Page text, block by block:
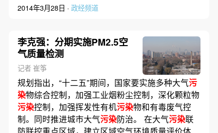
2014年3月28日 · 政经频道
李克强：分期实施PM2.5空
气质量检测
记者 崔筝
规划指出，“十二五”期间，国家要实施多种大气污
染物综合控制，加强工业烟粉尘控制，深化颗粒物
污染控制，加强挥发性有机污染物和有毒废气控
制。同时推进城市大气污染防治。 在大气污染联